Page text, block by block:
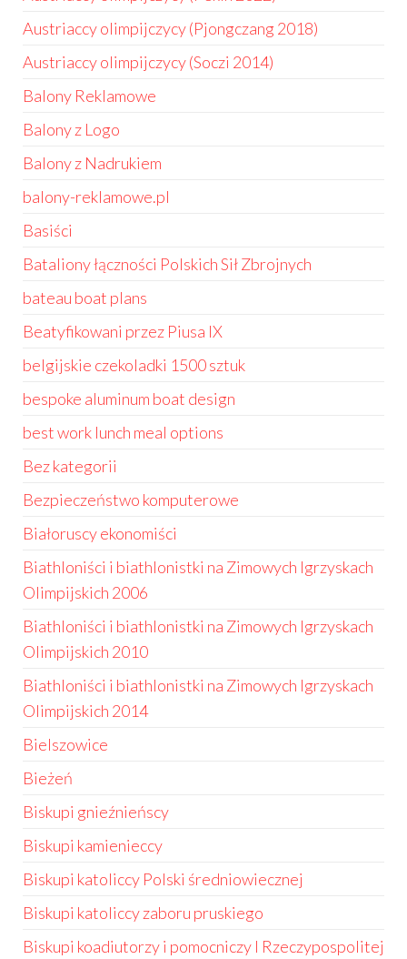
Austriaccy olimpijczycy (Pjongczang 2018)
Austriaccy olimpijczycy (Soczi 2014)
Balony Reklamowe
Balony z Logo
Balony z Nadrukiem
balony-reklamowe.pl
Basiści
Bataliony łączności Polskich Sił Zbrojnych
bateau boat plans
Beatyfikowani przez Piusa IX
belgijskie czekoladki 1500 sztuk
bespoke aluminum boat design
best work lunch meal options
Bez kategorii
Bezpieczeństwo komputerowe
Białoruscy ekonomiści
Biathloniści i biathlonistki na Zimowych Igrzyskach
Olimpijskich 2006
Biathloniści i biathlonistki na Zimowych Igrzyskach
Olimpijskich 2010
Biathloniści i biathlonistki na Zimowych Igrzyskach
Olimpijskich 2014
Bielszowice
Bieżeń
Biskupi gnieźnieńscy
Biskupi kamienieccy
Biskupi katoliccy Polski średniowiecznej
Biskupi katoliccy zaboru pruskiego
Biskupi koadiutorzy i pomocniczy I Rzeczypospolitej